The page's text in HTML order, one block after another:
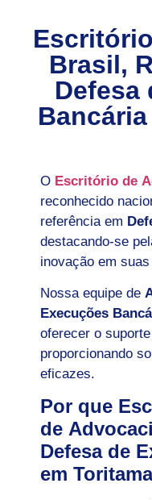
Brasil,
Defesa
Bancária
O Escritório de
reconhecido
referência em
destacando-se
inovação em
Nossa equipe de
Execuções
oferecer o
proporcionando
eficazes.
Por que
de
Defesa de
em